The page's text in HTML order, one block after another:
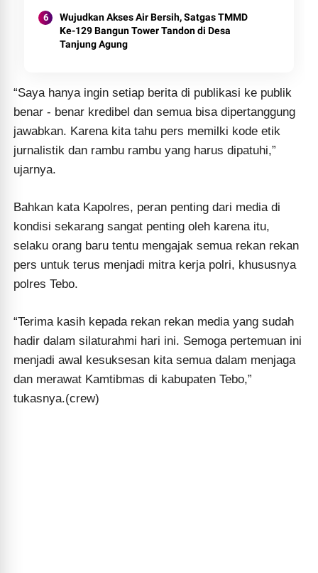
Wujudkan Akses Air Bersih, Satgas TMMD
Ke-129 Bangun Tower Tandon di Desa
Tanjung Agung
“Saya hanya ingin setiap berita di publikasi ke publik
benar - benar kredibel dan semua bisa dipertanggung
jawabkan. Karena kita tahu pers memilki kode etik
jurnalistik dan rambu rambu yang harus dipatuhi,”
ujarnya.
Bahkan kata Kapolres, peran penting dari media di
kondisi sekarang sangat penting oleh karena itu,
selaku orang baru tentu mengajak semua rekan rekan
pers untuk terus menjadi mitra kerja polri, khususnya
polres Tebo.
“Terima kasih kepada rekan rekan media yang sudah
hadir dalam silaturahmi hari ini. Semoga pertemuan ini
menjadi awal kesuksesan kita semua dalam menjaga
dan merawat Kamtibmas di kabupaten Tebo,”
tukasnya.(crew)